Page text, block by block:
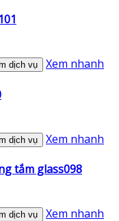
dịch vụ Xem nhanh
dịch vụ Xem nhanh
tắm glass098
dịch vụ Xem nhanh